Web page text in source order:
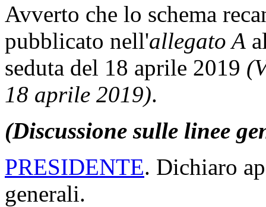
Avverto che lo schema
pubblicato nell'allegato A
seduta del 18 aprile 2019
18 aprile 2019).
(Discussione sulle linee
PRESIDENTE. Dichiaro
generali.